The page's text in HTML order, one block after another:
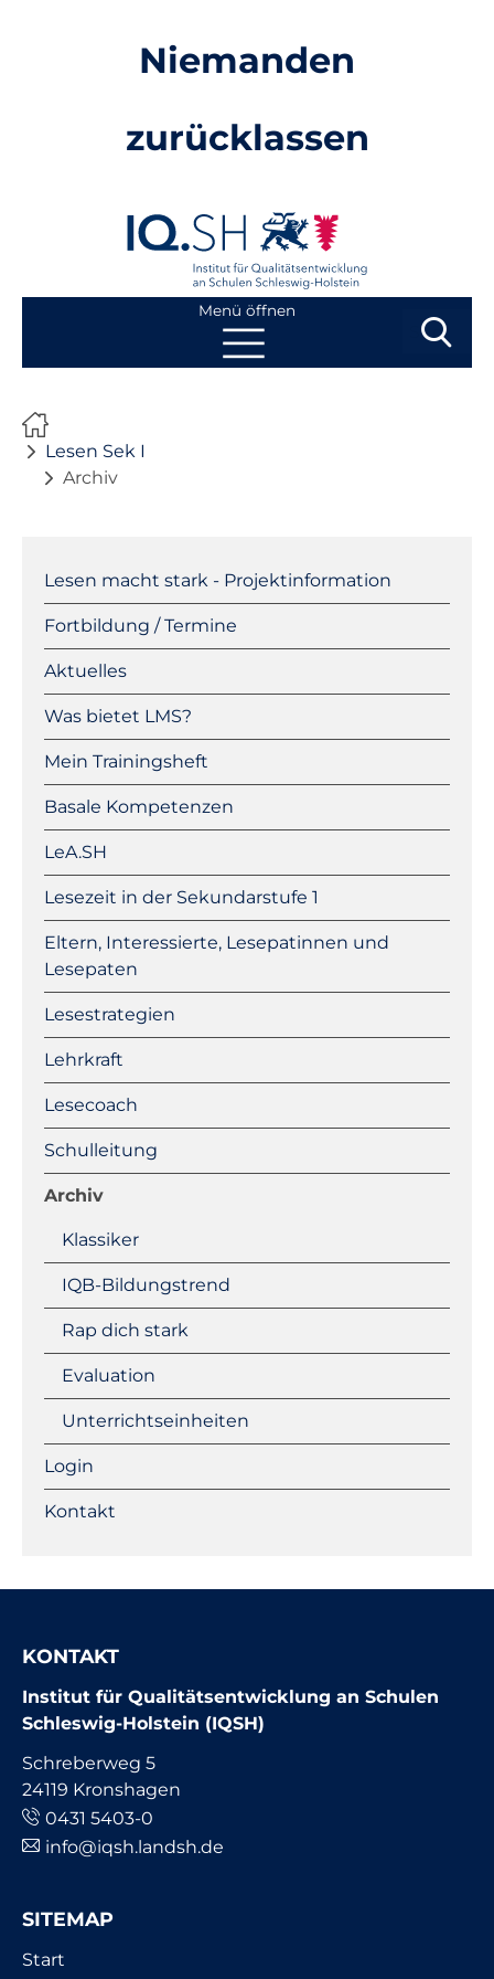
Niemanden
zurücklassen
Menü öffnen
Mathe GS
Mathe Sek I
Lesen Sek I
Material
Lesen Sek I
Archiv
überspringen
Lesen macht stark - Projektinformation
Fortbildung / Termine
Aktuelles
Was bietet LMS?
Mein Trainingsheft
Basale Kompetenzen
LeA.SH
Lesezeit in der Sekundarstufe 1
Eltern, Interessierte, Lesepatinnen und
Lesepaten
Lesestrategien
Lehrkraft
Lesecoach
Schulleitung
Archiv
Klassiker
IQB-Bildungstrend
Rap dich stark
Evaluation
Unterrichtseinheiten
Login
Kontakt
KONTAKT
Institut für Qualitätsentwicklung an Schulen
Schleswig-Holstein (IQSH)
Schreberweg 5
24119 Kronshagen
0431 5403-0
info@iqsh.landsh.de
SITEMAP
Navigation
Start